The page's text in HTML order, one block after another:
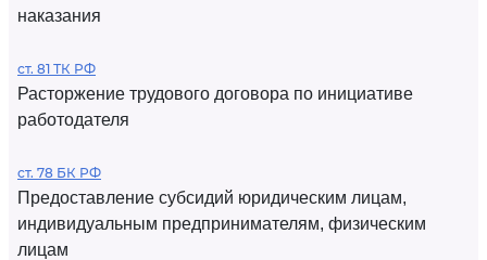
наказания
ст. 81 ТК РФ
Расторжение трудового договора по инициативе
работодателя
ст. 78 БК РФ
Предоставление субсидий юридическим лицам,
индивидуальным предпринимателям, физическим
лицам